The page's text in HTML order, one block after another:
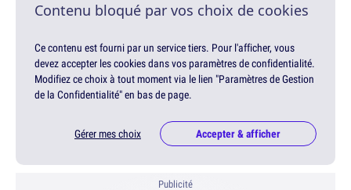
Contenu bloqué par vos choix de cookies
Ce contenu est fourni par un service tiers. Pour l'afficher, vous
devez accepter les cookies dans vos paramètres de confidentialité.
Modifiez ce choix à tout moment via le lien "Paramètres de Gestion
de la Confidentialité" en bas de page.
Gérer mes choix Accepter & afficher
Publicité